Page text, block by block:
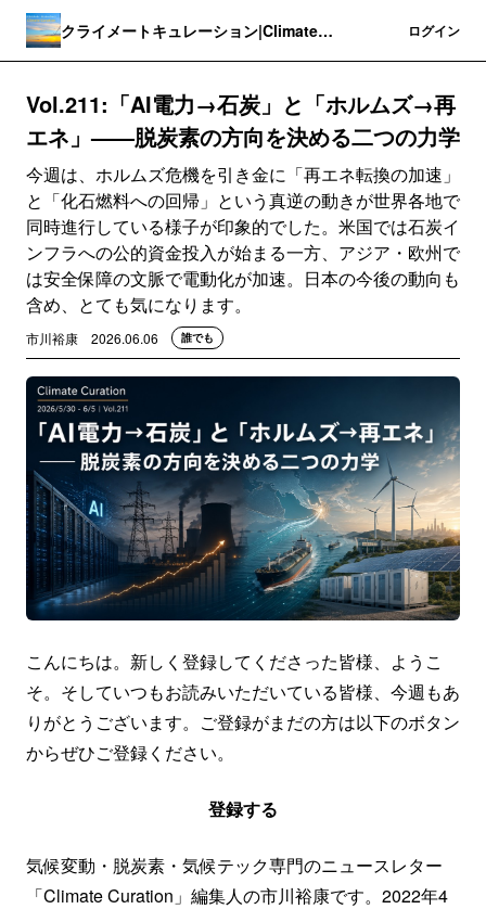
クライメートキュレーション|Climate
ログイン
Vol.211:「AI電力→石炭」と「ホルムズ→再
エネ」——脱炭素の方向を決める二つの力学
今週は、ホルムズ危機を引き金に「再エネ転換の加速」
と「化石燃料への回帰」という真逆の動きが世界各地で
同時進行している様子が印象的でした。米国では石炭イ
ンフラへの公的資金投入が始まる一方、アジア・欧州で
は安全保障の文脈で電動化が加速。日本の今後の動向も
含め、とても気になります。
市川裕康 2026.06.06 誰でも
こんにちは。新しく登録してくださった皆様、ようこ
そ。そしていつもお読みいただいている皆様、今週もあ
りがとうございます。ご登録がまだの方は以下のボタン
からぜひご登録ください。
登録する
気候変動・脱炭素・気候テック専門のニュースレター
「Climate Curation」編集人の市川裕康です。2022年4